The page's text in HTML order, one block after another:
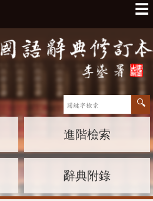
☰
進階檢索
辭典附錄